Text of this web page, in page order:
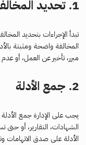
1. تحديد
تبدأ الإجراءات بتحديد
المخالفة واضحة ومثبتة
مبرر، تأخير عن العمل، أو عدم
2. جمع الأدلة
يجب على الإدارة جمع
الشهادات، التقارير، أو
الأدلة على صدق الاتهامات